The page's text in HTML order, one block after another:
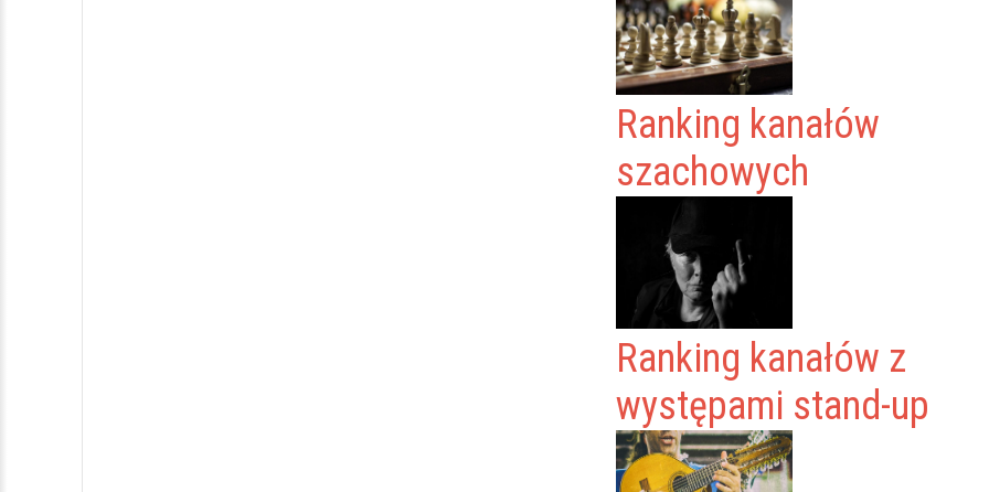
Ranking kanałów
szachowych
Ranking kanałów z
występami stand-up